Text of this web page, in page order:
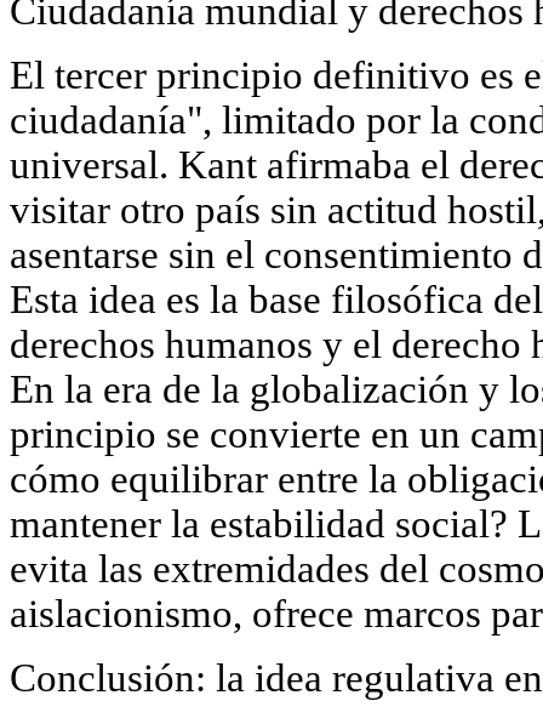
Ciudadanía mundial y derechos
El tercer principio definitivo es
ciudadanía", limitado por la
universal. Kant afirmaba el
visitar otro país sin actitud
asentarse sin el consentimiento
Esta idea es la base filosófica
derechos humanos y el derecho
En la era de la globalización y
principio se convierte en un
cómo equilibrar entre la
mantener la estabilidad social?
evita las extremidades del
aislacionismo, ofrece marcos
Conclusión: la idea regulativa